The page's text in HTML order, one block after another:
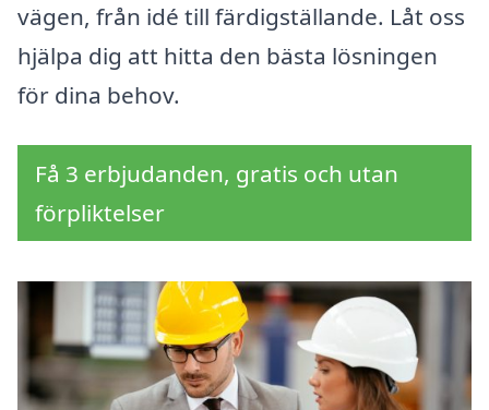
vägen, från idé till färdigställande. Låt oss
hjälpa dig att hitta den bästa lösningen
för dina behov.
Få 3 erbjudanden, gratis och utan
förpliktelser